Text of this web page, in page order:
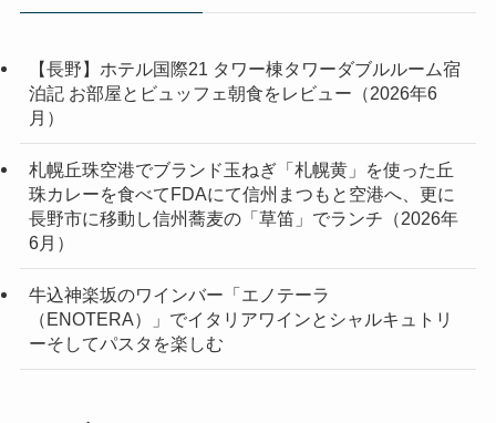
【長野】ホテル国際21 タワー棟タワーダブルルーム宿
泊記 お部屋とビュッフェ朝食をレビュー（2026年6
月）
札幌丘珠空港でブランド玉ねぎ「札幌黄」を使った丘
珠カレーを食べてFDAにて信州まつもと空港へ、更に
長野市に移動し信州蕎麦の「草笛」でランチ（2026年
6月）
牛込神楽坂のワインバー「エノテーラ
（ENOTERA）」でイタリアワインとシャルキュトリ
ーそしてパスタを楽しむ